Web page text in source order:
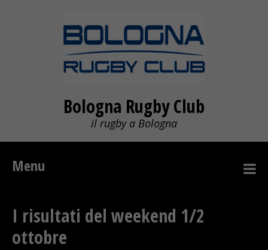
Bologna Rugby Club
il rugby a Bologna
Menu
I risultati del weekend 1/2
ottobre